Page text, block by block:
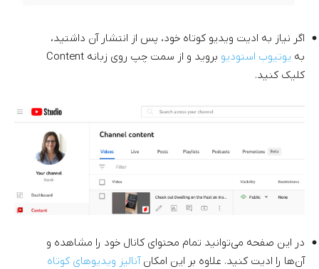
اگر نیاز به ادیت ویدیو کوتاه خود، پس از انتشار آن داشتید،
به یوتیوب استودیو
بروید و از سمت چپ روی زبانه Content
کلیک کنید.
در این صفحه می‌توانید تمام محتوای کانال خود را مشاهده و
آن‌ها را ادیت کنید. علاوه بر این امکانآنالیز ویدیوهای کوتاه